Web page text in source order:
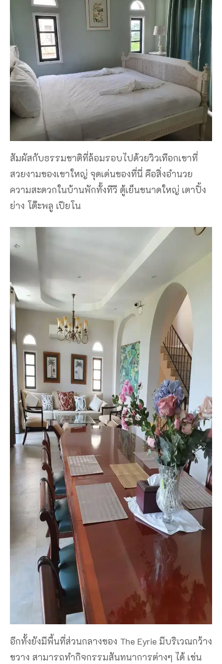
สัมผัสกับธรรมชาติที่ล้อมรอบไปด้วยวิวเทือกเขาที่
สวยงามของเขาใหญ่ จุดเด่นของที่นี่ คือสิ่งอำนวย
ความสะดวกในบ้านพักทั้งทีวี ตู้เย็นขนาดใหญ่ เตาปิ้ง
ย่าง โต๊ะพลู เปียโน
อีกทั้งยังมีพื้นที่ส่วนกลางของ The Eyrie มีบริเวณกว้าง
ขวาง สามารถทำกิจกรรมสันทนาการต่างๆ ได้ เช่น